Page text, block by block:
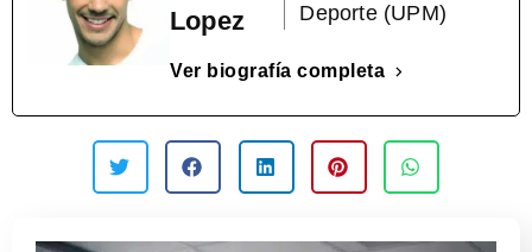
Lopez
Deporte (UPM)
Ver biografía completa